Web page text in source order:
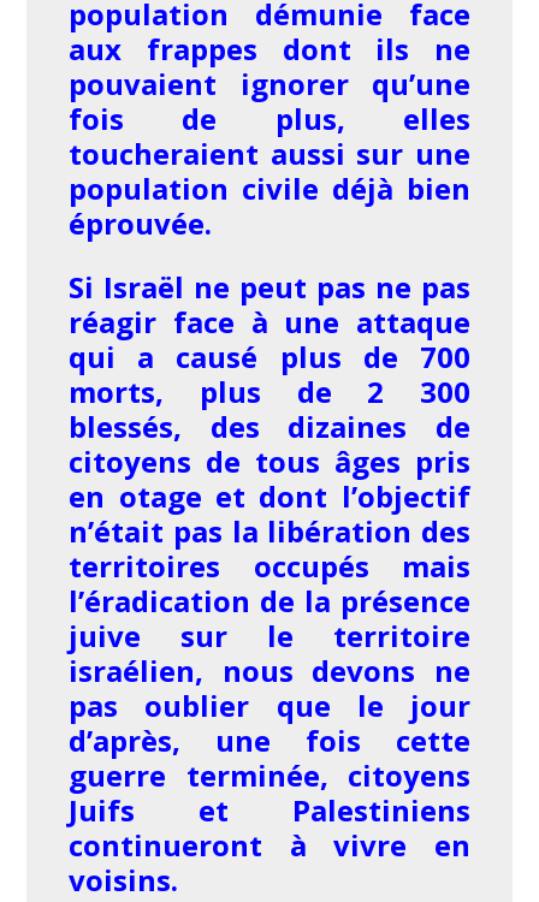
population démunie face
aux frappes dont ils ne
pouvaient ignorer qu’une
fois de plus, elles
toucheraient aussi sur une
population civile déjà bien
éprouvée.
Si Israël ne peut pas ne pas
réagir face à une attaque
qui a causé plus de 700
morts, plus de 2 300
blessés, des dizaines de
citoyens de tous âges pris
en otage et dont l’objectif
n’était pas la libération des
territoires occupés mais
l’éradication de la présence
juive sur le territoire
israélien, nous devons ne
pas oublier que le jour
d’après, une fois cette
guerre terminée, citoyens
Juifs et Palestiniens
continueront à vivre en
voisins.